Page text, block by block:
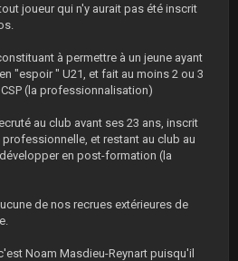
joueur qui n'y aurait pas été inscrit
à permettre à un jeune ayant
"espoir " U21, et fait au moins 2 ou 3
(la professionnalisation)
au club avant ses 23 ans, inscrit
et restant au club au
en post-formation (la
de nos recrues extérieures de
Noam Masdieu-Reynart puisqu'il